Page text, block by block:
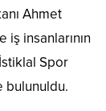
Ahmet
insanlarının
Spor
bulunuldu.